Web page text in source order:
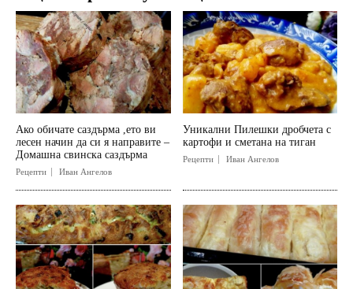
Ако обичате саздърма ,ето ви
лесен начин да си я направите –
Домашна свинска саздърма
Рецепти Иван Ангелов
Уникални Пилешки дробчета с
картофи и сметана на тиган
Рецепти Иван Ангелов